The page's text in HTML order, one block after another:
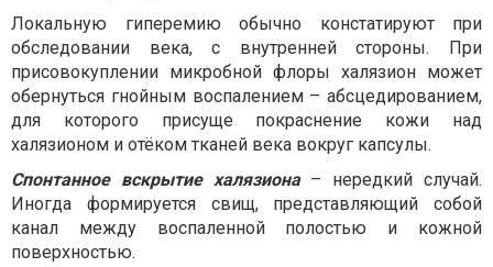
Локальную гиперемию обычно констатируют при
обследовании века, с внутренней стороны. При
присовокуплении микробной флоры халязион может
обернуться гнойным воспалением – абсцедированием,
для которого присуще покраснение кожи над
халязионом и отёком тканей века вокруг капсулы.
Спонтанное вскрытие халязиона– нередкий случай.
Иногда формируется свищ, представляющий собой
канал между воспаленной полостью и кожной
поверхностью.